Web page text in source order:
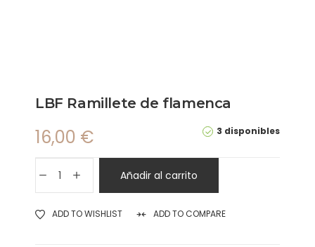
LBF Ramillete de flamenca
3 disponibles
16,00 €
Añadir al carrito
ADD TO WISHLIST ADD TO COMPARE